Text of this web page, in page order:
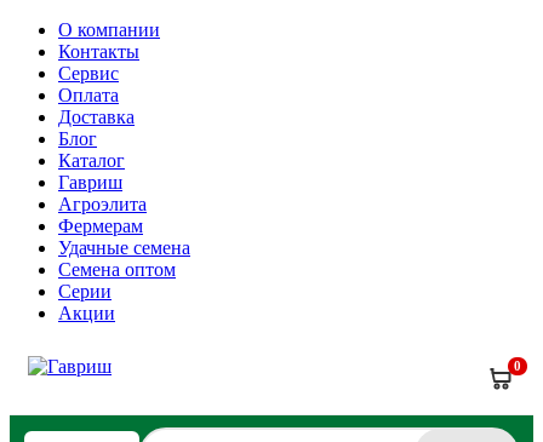
О компании
Контакты
Сервис
Оплата
Доставка
Блог
Каталог
Гавриш
Агроэлита
Фермерам
Удачные семена
Семена оптом
Серии
Акции
0